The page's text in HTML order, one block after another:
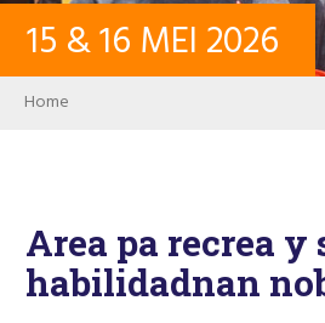
15 &16 MEI 2026
Breadcrumb
Home
Area pa recrea y
habilidadnan